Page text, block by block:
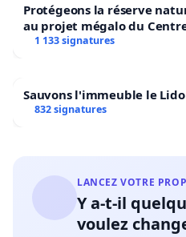
Protégeons la réserve
au projet mégalo du
1 133 signatures
Sauvons l'immeuble le Lido
832 signatures
LANCEZ VOTRE
Y a-t-il
voulez